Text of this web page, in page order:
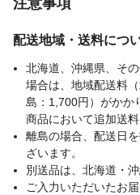
JANコード
配送地域・送料につ
北海道、沖縄県、そ
場合は、地域配送料
島：1,700円）がかか
商品において追加送
離島の場合、配送日
ざいます。
別送品は、北海道・
ご入力いただいたお